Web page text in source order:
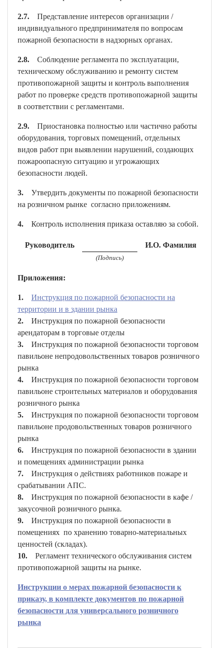
2.7. Представление интересов организации /
индивидуального предпринимателя по вопросам
пожарной безопасности в надзорных органах.
2.8. Соблюдение регламента по эксплуатации,
техническому обслуживанию и ремонту систем
противопожарной защиты и контроль выполнения
работ по проверке средств противопожарной защиты
в соответствии с регламентами.
2.9. Приостановка полностью или частично работы
оборудования, торговых помещений, отдельных
видов работ при выявлении нарушений, создающих
пожароопасную ситуацию и угрожающих
безопасности людей.
3. Утвердить документы по пожарной безопасности
на розничном рынке согласно приложениям.
4. Контроль исполнения приказа оставляю за собой.
Руководитель И.О. Фамилия
(Подпись)
Приложения:
1.
Инструкция по пожарной безопасности на
территории и в здании рынка
2. Инструкция по пожарной безопасности
арендаторам в торговые отделы
3. Инструкция по пожарной безопасности торговом
павильоне непродовольственных товаров розничного
рынка
4.
Инструкция по пожарной безопасности торговом
павильоне строительных материалов и оборудования
розничного рынка
5. Инструкция по пожарной безопасности торговом
павильоне продовольственных товаров розничного
рынка
6. Инструкция по пожарной безопасности в здании
и помещениях администрации рынка
7. Инструкция о действиях работников пожаре и
срабатывании АПС.
8. Инструкция по пожарной безопасности в кафе /
закусочной розничного рынка.
9. Инструкция по пожарной безопасности в
помещениях по хранению товарно-материальных
ценностей (складах).
10. Регламент технического обслуживания систем
противопожарной защиты на рынке.
Инструкции о мерах пожарной безопасности к
приказу, в комплекте документов по пожарной
безопасности для универсального розничного
рынка